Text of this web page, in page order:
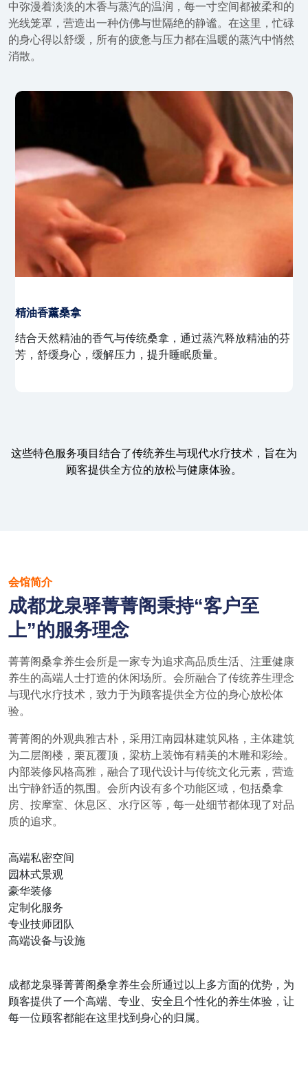
中弥漫着淡淡的木香与蒸汽的温润，每一寸空间都被柔和的
光线笼罩，营造出一种仿佛与世隔绝的静谧。在这里，忙碌
的身心得以舒缓，所有的疲惫与压力都在温暖的蒸汽中悄然
消散。
热石桑拿
在桑拿过程中，使用加热的石头辅助放松，深层舒缓肌
肉，缓解关节疼痛，特别适合运动后或肌肉酸痛的顾客。
这些特色服务项目结合了传统养生与现代水疗技术，旨在为
顾客提供全方位的放松与健康体验。
会馆简介
成都龙泉驿菁菁阁秉持“客户至
上”的服务理念
菁菁阁桑拿养生会所是一家专为追求高品质生活、注重健康
养生的高端人士打造的休闲场所。会所融合了传统养生理念
与现代水疗技术，致力于为顾客提供全方位的身心放松体
验。
菁菁阁的外观典雅古朴，采用江南园林建筑风格，主体建筑
为二层阁楼，栗瓦覆顶，梁枋上装饰有精美的木雕和彩绘。
内部装修风格高雅，融合了现代设计与传统文化元素，营造
出宁静舒适的氛围。会所内设有多个功能区域，包括桑拿
房、按摩室、休息区、水疗区等，每一处细节都体现了对品
质的追求。
高端私密空间
园林式景观
豪华装修
定制化服务
专业技师团队
高端设备与设施
成都龙泉驿菁菁阁桑拿养生会所通过以上多方面的优势，为
顾客提供了一个高端、专业、安全且个性化的养生体验，让
每一位顾客都能在这里找到身心的归属。